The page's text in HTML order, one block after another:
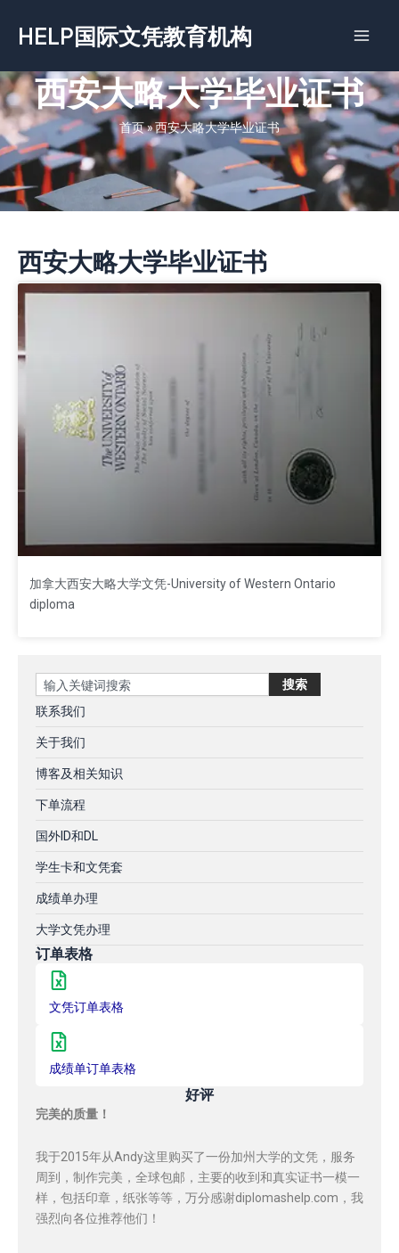
容
HELP国际文凭教育机构
西安大略大学毕业证书
首页»西安大略大学毕业证书
西安大略大学毕业证书
加拿大西安大略大学文凭-University of Western Ontario
diploma
Search 搜索
联系我们
关于我们
博客及相关知识
下单流程
国外ID和DL
学生卡和文凭套
成绩单办理
大学文凭办理
订单表格
文凭订单表格
成绩单订单表格
好评
完美的质量！
我于2015年从Andy这里购买了一份加州大学的文凭，服务
周到，制作完美，全球包邮，主要的收到和真实证书一模一
样，包括印章，纸张等等，万分感谢diplomashelp.com，我
强烈向各位推荐他们！